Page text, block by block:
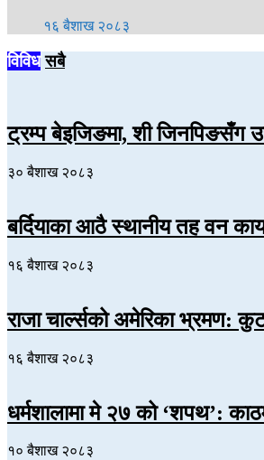
१६ बैशाख २०८३
विविध सबै
ट्रम्प बेइजिङमा, शी जिनपिङसँग
३० बैशाख २०८३
बर्दियाका आठै स्थानीय तह वन
१६ बैशाख २०८३
राजा चार्ल्सको अमेरिका भ्रमण:
१६ बैशाख २०८३
धर्मशालामा मे २७ को ‘शपथ’:
१० बैशाख २०८३